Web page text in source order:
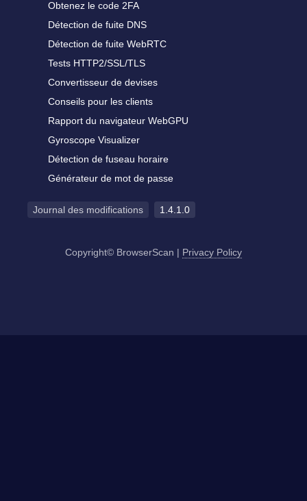
Obtenez le code 2FA
Détection de fuite DNS
Détection de fuite WebRTC
Tests HTTP2/SSL/TLS
Convertisseur de devises
Conseils pour les clients
Rapport du navigateur WebGPU
Gyroscope Visualizer
Détection de fuseau horaire
Générateur de mot de passe
Journal des modifications 1.4.1.0
Copyright© BrowserScan | Privacy Policy